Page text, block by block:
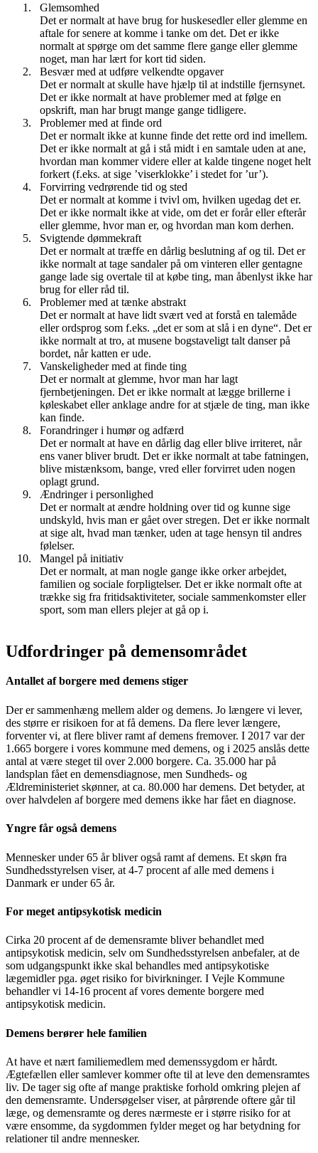
Glemsomhed
Det er normalt at have brug for huskesedler eller glemme en
aftale for senere at komme i tanke om det. Det er ikke
normalt at spørge om det samme flere gange eller glemme
noget, man har lært for kort tid siden.
Besvær med at udføre velkendte opgaver
Det er normalt at skulle have hjælp til at indstille fjernsynet.
Det er ikke normalt at have problemer med at følge en
opskrift, man har brugt mange gange tidligere.
Problemer med at finde ord
Det er normalt ikke at kunne finde det rette ord ind imellem.
Det er ikke normalt at gå i stå midt i en samtale uden at ane,
hvordan man kommer videre eller at kalde tingene noget helt
forkert (f.eks. at sige ’viserklokke’ i stedet for ’ur’).
Forvirring vedrørende tid og sted
Det er normalt at komme i tvivl om, hvilken ugedag det er.
Det er ikke normalt ikke at vide, om det er forår eller efterår
eller glemme, hvor man er, og hvordan man kom derhen.
Svigtende dømmekraft
Det er normalt at træffe en dårlig beslutning af og til. Det er
ikke normalt at tage sandaler på om vinteren eller gentagne
gange lade sig overtale til at købe ting, man åbenlyst ikke har
brug for eller råd til.
Problemer med at tænke abstrakt
Det er normalt at have lidt svært ved at forstå en talemåde
eller ordsprog som f.eks. „det er som at slå i en dyne“. Det er
ikke normalt at tro, at musene bogstaveligt talt danser på
bordet, når katten er ude.
Vanskeligheder med at finde ting
Det er normalt at glemme, hvor man har lagt
fjernbetjeningen. Det er ikke normalt at lægge brillerne i
køleskabet eller anklage andre for at stjæle de ting, man ikke
kan finde.
Forandringer i humør og adfærd
Det er normalt at have en dårlig dag eller blive irriteret, når
ens vaner bliver brudt. Det er ikke normalt at tabe fatningen,
blive mistænksom, bange, vred eller forvirret uden nogen
oplagt grund.
Ændringer i personlighed
Det er normalt at ændre holdning over tid og kunne sige
undskyld, hvis man er gået over stregen. Det er ikke normalt
at sige alt, hvad man tænker, uden at tage hensyn til andres
følelser.
Mangel på initiativ
Det er normalt, at man nogle gange ikke orker arbejdet,
familien og sociale forpligtelser. Det er ikke normalt ofte at
trække sig fra fritidsaktiviteter, sociale sammenkomster eller
sport, som man ellers plejer at gå op i.
Udfordringer på demensområdet
Antallet af borgere med demens stiger
Der er sammenhæng mellem alder og demens. Jo længere vi lever,
des større er risikoen for at få demens. Da flere lever længere,
forventer vi, at flere bliver ramt af demens fremover. I 2017 var der
1.665 borgere i vores kommune med demens, og i 2025 anslås dette
antal at være steget til over 2.000 borgere. Ca. 35.000 har på
landsplan fået en demensdiagnose, men Sundheds- og
Ældreministeriet skønner, at ca. 80.000 har demens. Det betyder, at
over halvdelen af borgere med demens ikke har fået en diagnose.
Yngre får også demens
Mennesker under 65 år bliver også ramt af demens. Et skøn fra
Sundhedsstyrelsen viser, at 4-7 procent af alle med demens i
Danmark er under 65 år.
For meget antipsykotisk medicin
Cirka 20 procent af de demensramte bliver behandlet med
antipsykotisk medicin, selv om Sundhedsstyrelsen anbefaler, at de
som udgangspunkt ikke skal behandles med antipsykotiske
lægemidler pga. øget risiko for bivirkninger. I Vejle Kommune
behandler vi 14-16 procent af vores demente borgere med
antipsykotisk medicin.
Demens berører hele familien
At have et nært familiemedlem med demenssygdom er hårdt.
Ægtefællen eller samlever kommer ofte til at leve den demensramtes
liv. De tager sig ofte af mange praktiske forhold omkring plejen af
den demensramte. Undersøgelser viser, at pårørende oftere går til
læge, og demensramte og deres nærmeste er i større risiko for at
være ensomme, da sygdommen fylder meget og har betydning for
relationer til andre mennesker.